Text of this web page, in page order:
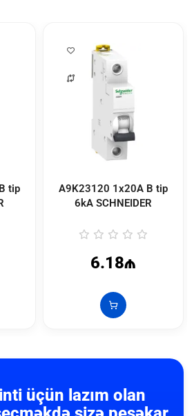
tip
A9K23120 1x20A B tip
6kA SCHNEIDER
6.18₼
üçün lazım olan